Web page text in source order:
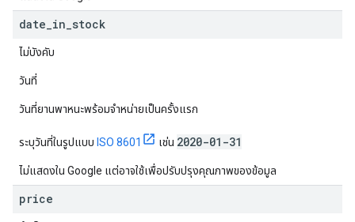
date in stock
ไม่บังคับ
วันที่
วันที่ยานพาหนะพร้อมจำหน่ายเป็นครั้งแรก
ระบุวันที่ในรูปแบบ ISO 8601 เช่น 2020-01-31
ไม่แสดงใน Google แต่อาจใช้เพื่อปรับปรุงคุณภาพของข้อมูล
price